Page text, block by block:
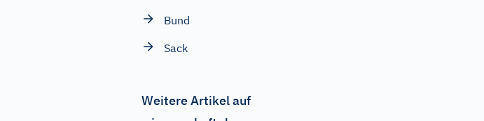
Bund
Sack
Weitere Artikel auf